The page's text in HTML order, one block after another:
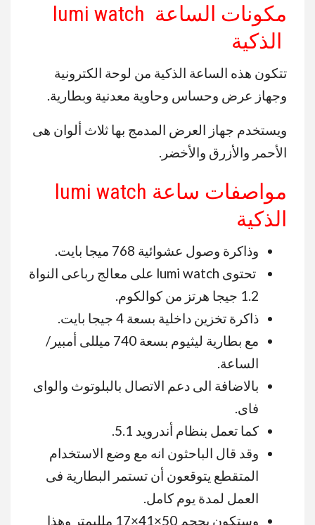
مكونات الساعة lumi watch
الذكية
تتكون هذه الساعة الذكية من لوحة الكترونية
وجهاز عرض وحساس وحاوية معدنية وبطارية.
ويستخدم جهاز العرض المدمج بها ثلاث ألوان هى
الأحمر والأزرق والأخضر.
مواصفات ساعة lumi watch
الذكية
وذاكرة وصول عشوائية 768 ميجا بايت.
تحتوى lumi watch على معالج رباعى النواة
1.2 جيجا هرتز من كوالكوم.
ذاكرة تخزين داخلية بسعة 4 جيجا بايت.
مع بطارية ليثيوم بسعة 740 ميللى أمبير/
الساعة.
بالاضافة الى دعم الاتصال بالبلوتوث والواى
فاى.
كما تعمل بنظام أندرويد 5.1.
وقد قال الباحثون انه مع وضع الاستخدام
المتقطع يتوقعون أن تستمر البطارية فى
العمل لمدة يوم كامل.
وستكون بحجم 50×41×17 ملليمتر وهذا